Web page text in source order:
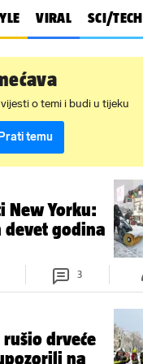
VIRAL SCI/TECH
o temi i budi u tijeku
Prati temu
New Yorku:
godina
3
drveće
na